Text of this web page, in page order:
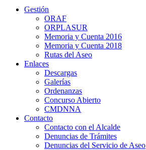
Gestión
ORAF
ORPLASUR
Memoria y Cuenta 2016
Memoria y Cuenta 2018
Rutas del Aseo
Enlaces
Descargas
Galerías
Ordenanzas
Concurso Abierto
CMDNNA
Contacto
Contacto con el Alcalde
Denuncias de Trámites
Denuncias del Servicio de Aseo